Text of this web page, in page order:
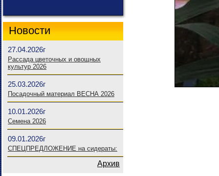
Новости
27.04.2026г
Рассада цветочных и овощных
культур 2026
25.03.2026г
Посадочный материал ВЕСНА 2026
10.01.2026г
Семена 2026
09.01.2026г
СПЕЦПРЕДЛОЖЕНИЕ на сидераты:
Архив